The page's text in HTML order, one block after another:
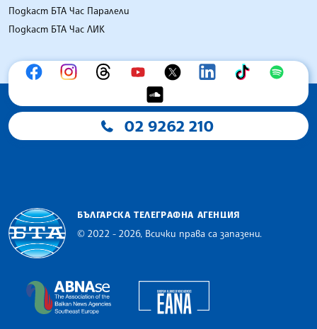
Подкаст БТА Час Паралели
Подкаст БТА Час ЛИК
02 9262 210
БЪЛГАРСКА ТЕЛЕГРАФНА АГЕНЦИЯ
© 2022 - 2026, Всички права са запазени.
The Assocoation of the Balkan News Agencies